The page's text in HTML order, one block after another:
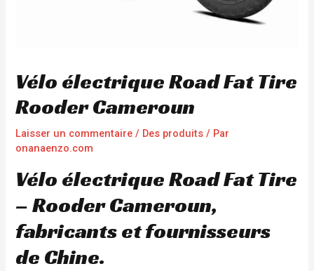
Vélo électrique Road Fat Tire
Rooder Cameroun
Laisser un commentaire / Des produits / Par
onanaenzo.com
Vélo électrique Road Fat Tire
– Rooder Cameroun,
fabricants et fournisseurs
de Chine.